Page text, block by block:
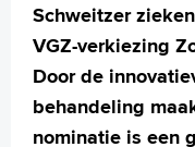
Schweitzer
VGZ-verkiezing
Door de
behandeling
nominatie is een